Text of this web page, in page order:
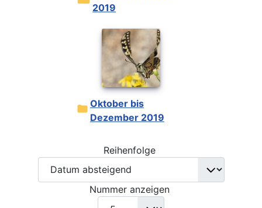
2019
Oktober bis
Dezember 2019
Reihenfolge
Nummer anzeigen